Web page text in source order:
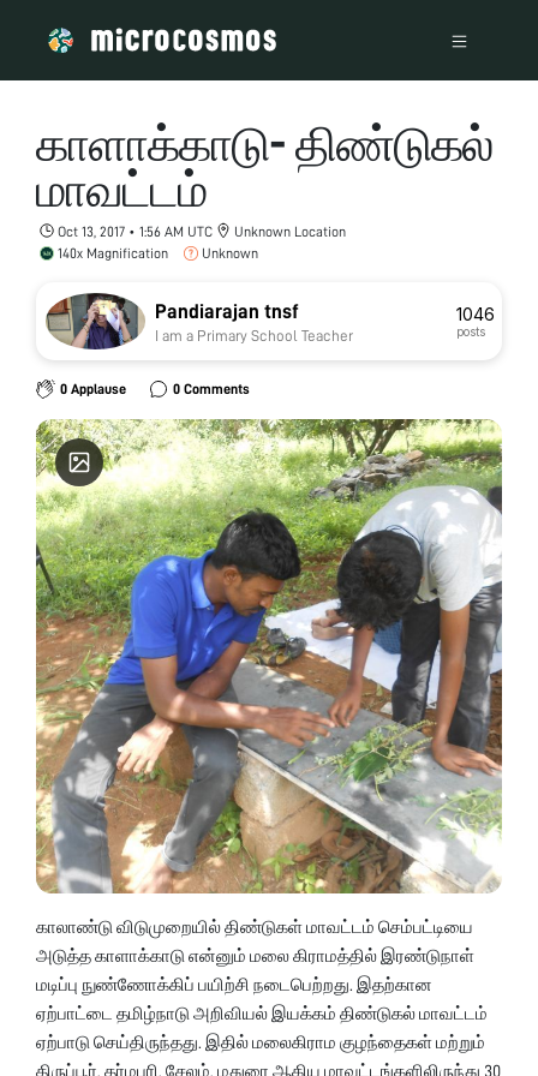
காளாக்காடு- திண்டுகல்
மாவட்டம்
Oct 13, 2017 • 1:56 AM UTC
Unknown Location
140x Magnification
Unknown
Pandiarajan tnsf
I am a Primary School Teacher
1046
posts
0 Applause 0 Comments
காலாண்டு விடுமுறையில் திண்டுகள் மாவட்டம் செம்பட்டியை
அடுத்த காளாக்காடு என்னும் மலை கிராமத்தில் இரண்டுநாள்
மடிப்பு நுண்ணோக்கிப் பயிற்சி நடைபெற்றது. இதற்கான
ஏற்பாட்டை தமிழ்நாடு அறிவியல் இயக்கம் திண்டுகல் மாவட்டம்
ஏற்பாடு செய்திருந்தது. இதில் மலைகிராம குழந்தைகள் மற்றும்
திருப்பூர், தர்மபுரி, சேலம், மதுரை ஆகிய மாவட்டங்களிலிருந்து 30